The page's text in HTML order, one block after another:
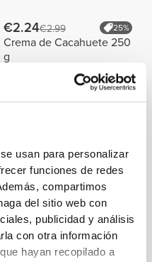
usan para personalizar
funciones de redes
compartimos
del sitio web con
publicidad y análisis
con otra información
hayan recopilado a
€2.24€2.99 25%
Crema de Cacahuete 250
g
Ver todo
Shaker Bottle Fusion
€14.99
Crystal Bottle Hydra 1.0L